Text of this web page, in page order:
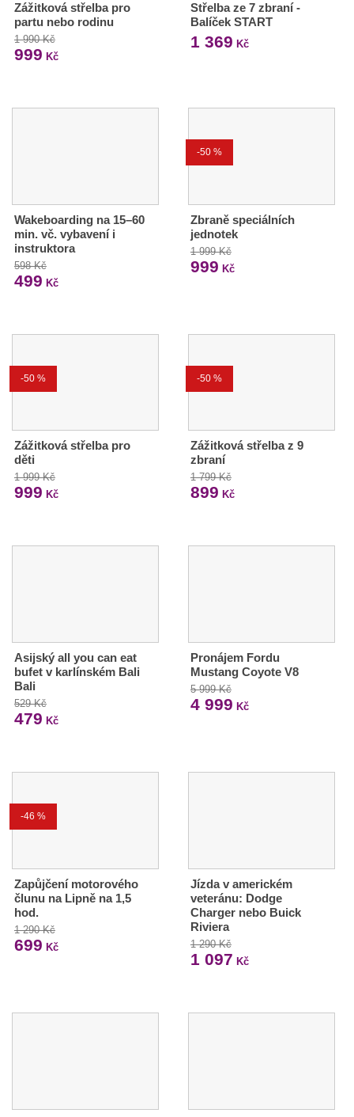
Zážitková střelba pro
partu nebo rodinu
1 990 Kč
999 Kč
Střelba ze 7 zbraní -
Balíček START
1 369 Kč
Wakeboarding na 15–60
min. vč. vybavení i
instruktora
598 Kč
499 Kč
-50 %
Zbraně speciálních
jednotek
1 999 Kč
999 Kč
-50 %
Zážitková střelba pro
děti
1 999 Kč
999 Kč
-50 %
Zážitková střelba z 9
zbraní
1 799 Kč
899 Kč
Asijský all you can eat
bufet v karlínském Bali
Bali
529 Kč
479 Kč
Pronájem Fordu
Mustang Coyote V8
5 999 Kč
4 999 Kč
-46 %
Zapůjčení motorového
člunu na Lipně na 1,5
hod.
1 290 Kč
699 Kč
Jízda v americkém
veteránu: Dodge
Charger nebo Buick
Riviera
1 290 Kč
1 097 Kč